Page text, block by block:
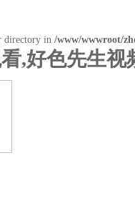
directory in /www/wwwroot/
,好色先生视